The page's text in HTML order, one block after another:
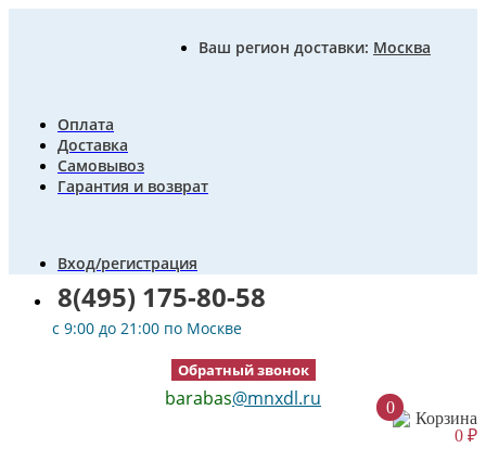
Ваш регион доставки: Москва
Оплата
Доставка
Самовывоз
Гарантия и возврат
Вход/регистрация
8(495) 175-80-58
c 9:00 до 21:00 по Москве
Обратный звонок
barabas@mnxdl.ru 0
Корзина
0 ₽